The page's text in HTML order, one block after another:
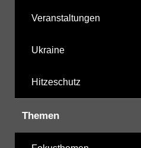
Veranstaltungen
Ukraine
Hitzeschutz
Themen